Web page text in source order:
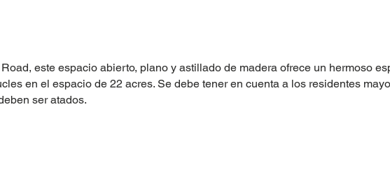
este espacio abierto, plano y astillado de madera ofrece un hermoso
en el espacio de 22 acres. Se debe tener en cuenta a los residentes
ser atados.